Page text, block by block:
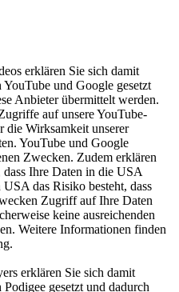
erklären Sie sich damit
und Google gesetzt
Anbieter übermittelt werden.
auf unsere YouTube-
die Wirksamkeit unserer
YouTube und Google
Zwecken. Zudem erklären
dass Ihre Daten in die USA
das Risiko besteht, dass
Zugriff auf Ihre Daten
keine ausreichenden
Weitere Informationen finden
erklären Sie sich damit
gesetzt und dadurch